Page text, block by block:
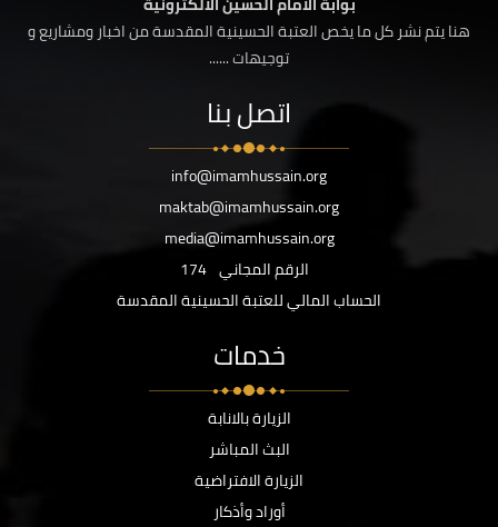
هنا يتم نشر كل ما يخص العتبة الحسينية المقدسة من اخبار ومشاريع و
توجيهات ......
اتصل بنا
info@imamhussain.org
maktab@imamhussain.org
media@imamhussain.org
الرقم المجاني 174
الحساب المالي للعتبة الحسينية المقدسة
خدمات
الزيارة بالانابة
البث المباشر
الزيارة الافتراضية
أوراد وأذكار